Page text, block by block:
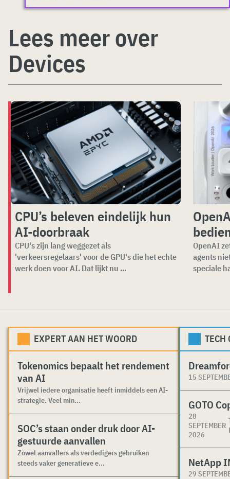
Lees meer over
Devices
CPU’s beleven eindelijk hun
AI-doorbraak
CPU's zijn lang weggezet als
'verkeersregelaars' voor de GPU's die het echte
werk doen voor AI. Dat lijkt nu ...
OpenAI
agents
speciale
EXPERT AAN HET WOORD
Tokenomics bepaalt het rendement
van AI
Vrijwel iedere organisatie heeft inmiddels een AI-
strategie. Veel min...
SOC’s staan onder druk door AI-
gestuurde aanvallen
Zowel aanvallers als verdedigers gebruiken
steeds vaker generatieve e...
TECH
15
GOTO
28
SEPTEMBER
2026
NetApp
29